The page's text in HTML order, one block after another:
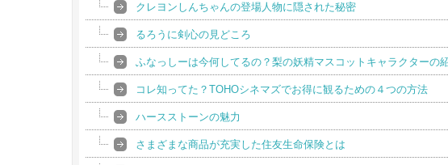
クレヨンしんちゃんの登場人物に隠された秘密
るろうに剣心の見どころ
ふなっしーは今何してるの？梨の妖精マスコットキャラクターの
コレ知ってた？TOHOシネマズでお得に観るための４つの方法
ハースストーンの魅力
さまざまな商品が充実した住友生命保険とは